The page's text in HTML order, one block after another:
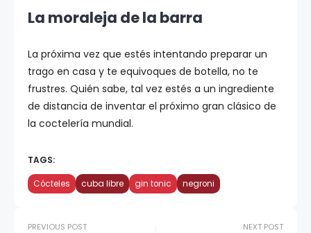
La moraleja de la barra
La próxima vez que estés intentando preparar un
trago en casa y te equivoques de botella, no te
frustres. Quién sabe, tal vez estés a un ingrediente
de distancia de inventar el próximo gran clásico de
la coctelería mundial.
TAGS:
Cócteles cuba libre gin tonic negroni
PREVIOUS POST NEXT POST